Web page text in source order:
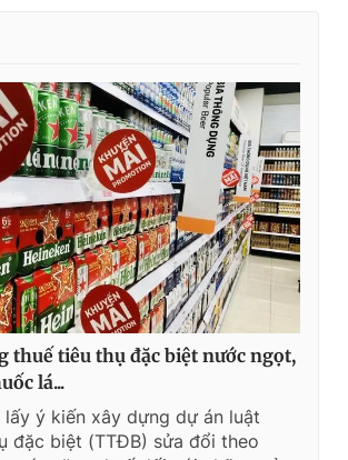
thuế tiêu thụ đặc biệt nước ngọt,
lá...
lấy ý kiến xây dựng dự án luật
đặc biệt (TTĐB) sửa đổi theo